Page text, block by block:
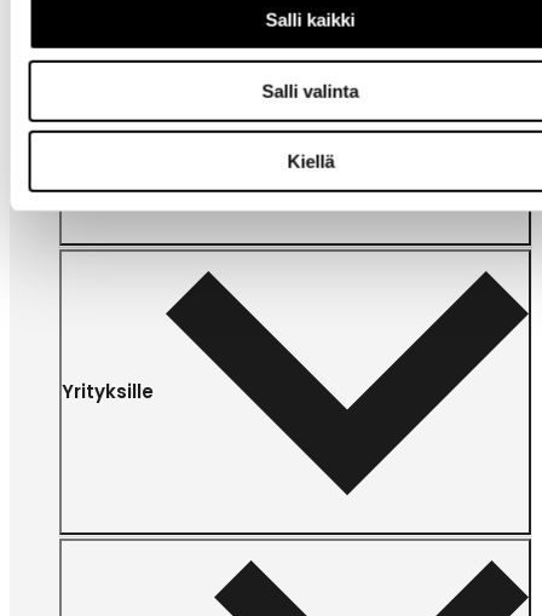
Salli kaikki
Salli valinta
Kiellä
sivut
Yrityksille